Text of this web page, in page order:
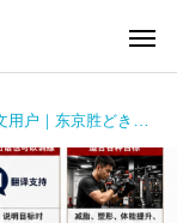
胜どき站附近的英文/中文友好踢拳个人训练